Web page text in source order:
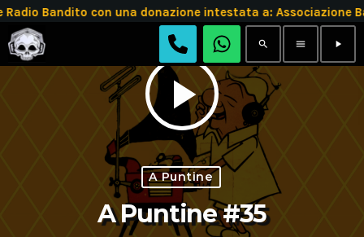
Bandito con una donazione intestata a: Associazione
search menu play_arrow
play_arrow
A Puntine
A Puntine #35